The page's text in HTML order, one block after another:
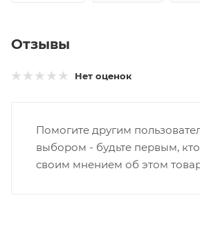
Отзывы
Нет оценок
Помогите другим
выбором - будьте первым,
своим мнением об этом